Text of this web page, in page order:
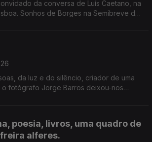
da conversa de Luís Caetano, na
Sonhos de Borges na Semibreve de
da luz e do silêncio, criador de uma
o fotógrafo Jorge Barros deixou-nos
poesia, livros, uma quadro de
alferes.